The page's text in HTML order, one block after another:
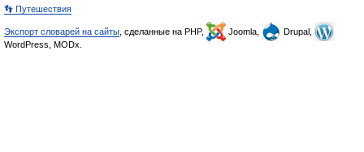
👣 Путешествия
Экспорт словарей на сайты , сделанные на PHP, Joomla,
Drupal,
WordPress, MODx.